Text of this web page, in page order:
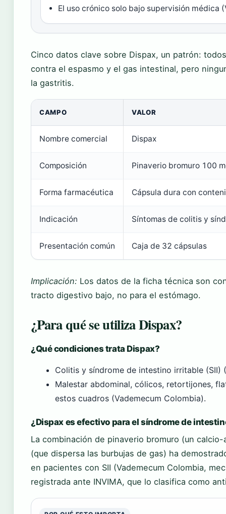
El uso crónico solo bajo supervisión médica
Cinco datos clave sobre Dispax, un patrón:
contra el espasmo y el gas intestinal, pero
la gastritis.
CAMPO VALOR
Nombre comercial Dispax
Composición Pinaverio bromuro 100
Forma farmacéutica Cápsula dura con
Indicación Síntomas de colitis y
Presentación común Caja de 32 cápsulas
Implicación: Los datos de la ficha técnica son
tracto digestivo bajo, no para el estómago.
¿Para qué se utiliza Dispax?
¿Qué condiciones trata Dispax?
Colitis y síndrome de intestino irritable (SII)
Malestar abdominal, cólicos, retortijones,
estos cuadros (Vademecum Colombia).
¿Dispax es efectivo para el síndrome de
La combinación de pinaverio bromuro (un
(que dispersa las burbujas de gas) ha
en pacientes con SII (Vademecum Colombia,
registrada ante INVIMA, que lo clasifica como